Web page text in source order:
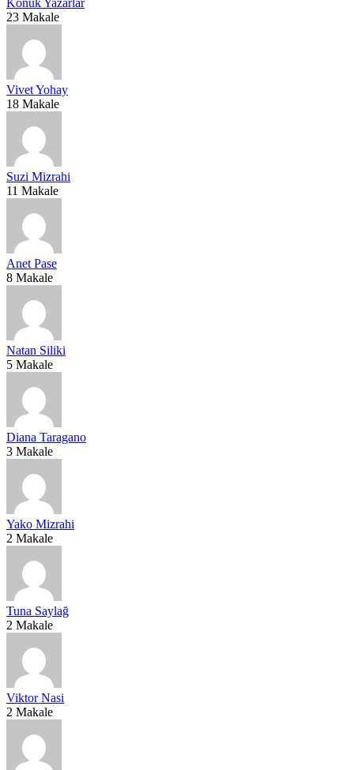
23 Makale
Vivet Yohay
18 Makale
Suzi Mizrahi
11 Makale
Anet Pase
8 Makale
Natan Siliki
5 Makale
Diana Taragano
3 Makale
Yako Mizrahi
2 Makale
Tuna Saylağ
2 Makale
Viktor Nasi
2 Makale